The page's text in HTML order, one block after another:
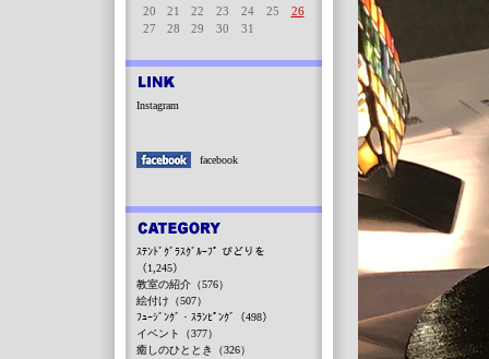
20
21 22 23 24 25
26
27
28 29 30 31
Instagram
facebook
ｽﾃﾝﾄﾞｸﾞﾗｽｸﾞﾙｰﾌﾟ びどりを
（1,245）
教室の紹介（576）
絵付け（507）
ﾌｭｰｼﾞﾝｸﾞ・ｽﾗﾝﾋﾟﾝｸﾞ（498）
イベント（377）
癒しのひととき（326）